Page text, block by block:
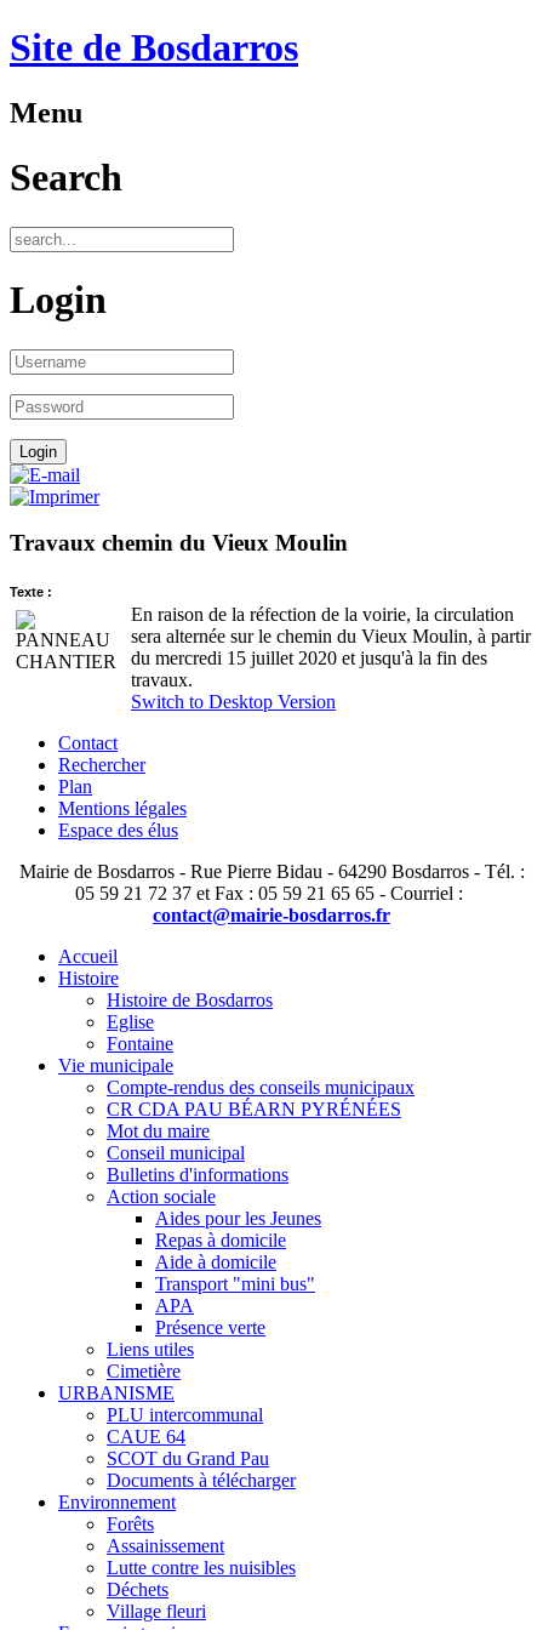
Site de Bosdarros
Menu
Search
Login
Travaux chemin du Vieux Moulin
Texte :
En raison de la réfection de la voirie, la circulation
sera alternée sur le chemin du Vieux Moulin, à partir
du mercredi 15 juillet 2020 et jusqu'à la fin des
travaux.
Switch to Desktop Version
Contact
Rechercher
Plan
Mentions légales
Espace des élus
Mairie de Bosdarros - Rue Pierre Bidau - 64290 Bosdarros - Tél. :
05 59 21 72 37 et Fax : 05 59 21 65 65 - Courriel :
contact@mairie-bosdarros.fr
Accueil
Histoire
Histoire de Bosdarros
Eglise
Fontaine
Vie municipale
Compte-rendus des conseils municipaux
CR CDA PAU BÉARN PYRÉNÉES
Mot du maire
Conseil municipal
Bulletins d'informations
Action sociale
Aides pour les Jeunes
Repas à domicile
Aide à domicile
Transport "mini bus"
APA
Présence verte
Liens utiles
Cimetière
URBANISME
PLU intercommunal
CAUE 64
SCOT du Grand Pau
Documents à télécharger
Environnement
Forêts
Assainissement
Lutte contre les nuisibles
Déchets
Village fleuri